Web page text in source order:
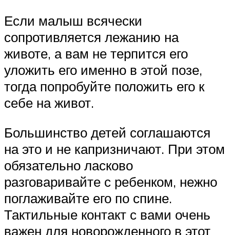
Если малыш всячески
сопротивляется лежанию на
животе, а вам не терпится его
уложить его именно в этой позе,
тогда попробуйте положить его к
себе на живот.
Большинство детей соглашаются
на это и не капризничают. При этом
обязательно ласково
разговаривайте с ребенком, нежно
поглаживайте его по спине.
Тактильные контакт с вами очень
важен для новорожденного в этот